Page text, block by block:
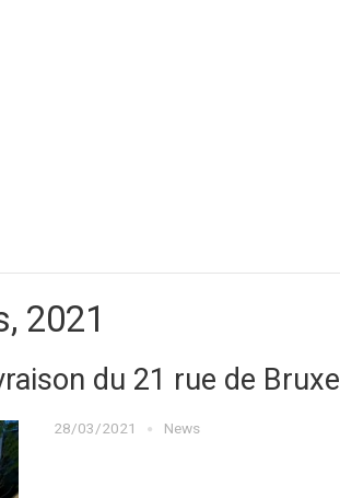
2021
du 21 rue de
28/03/2021 News